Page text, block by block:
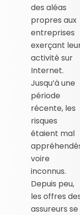
des aléas
propres aux
entreprises
exerçant
activité sur
Internet.
Jusqu’à une
période
récente, les
risques
étaient mal
voire
inconnus.
Depuis peu,
les offres
assureurs se